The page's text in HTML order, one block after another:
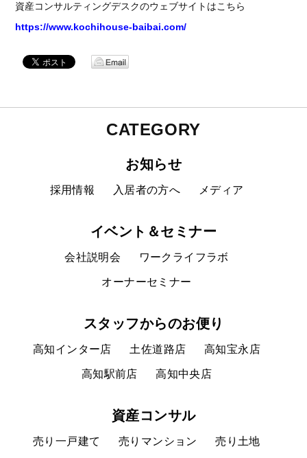
資産コンサルティングデスクのウェブサイトはこちら
https://www.kochihouse-baibai.com/
CATEGORY
お知らせ
採用情報 入居者の方へ メディア
イベント＆セミナー
会社説明会 ワークライフラボ
オーナーセミナー
スタッフからのお便り
高知インター店 土佐道路店 高知宝永店
高知駅前店 高知中央店
資産コンサル
売り一戸建て 売りマンション 売り土地